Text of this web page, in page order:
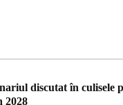
discutat în culisele
2028